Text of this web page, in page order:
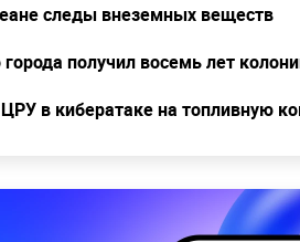
следы внеземных веществ
получил восемь лет
ЦРУ в кибератаке на топливную